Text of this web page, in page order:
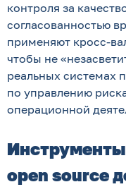
контроля за
согласованностью
применяют кросс-
чтобы не
реальных системах
по управлению
операционной
open source